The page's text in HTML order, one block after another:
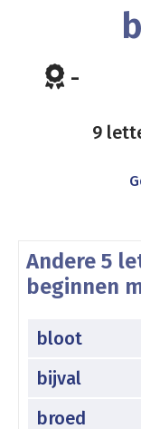
-
9
Andere 5
beginnen
bloot
bijval
broed